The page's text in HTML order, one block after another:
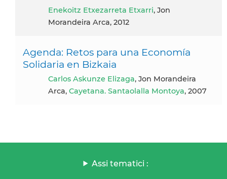
Enekoitz Etxezarreta Etxarri, Jon
Morandeira Arca, 2012
Agenda: Retos para una Economía
Solidaria en Bizkaia
Carlos Askunze Elizaga, Jon Morandeira
Arca, Cayetana. Santaolalla Montoya, 2007
Assi tematici :